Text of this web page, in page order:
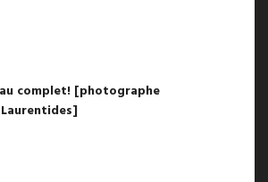
complet! [photographe